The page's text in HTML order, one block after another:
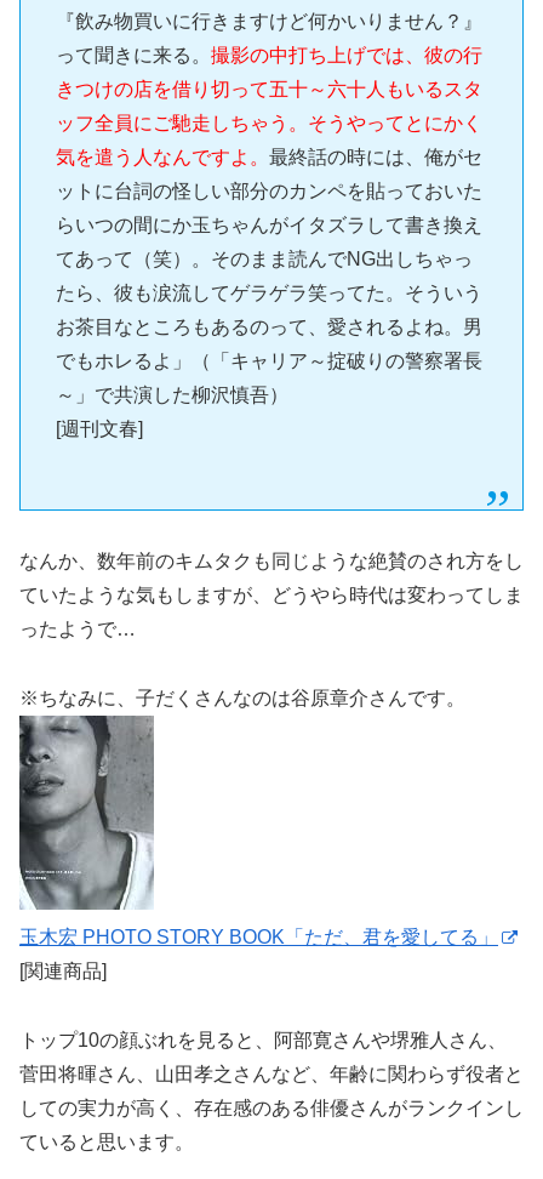
『飲み物買いに行きますけど何かいりません？』
って聞きに来る。 撮影の中打ち上げでは、彼の行
きつけの店を借り切って五十～六十人もいるスタ
ッフ全員にご馳走しちゃう。そうやってとにかく
気を遣う人なんですよ。 最終話の時には、俺がセ
ットに台詞の怪しい部分のカンペを貼っておいた
らいつの間にか玉ちゃんがイタズラして書き換え
てあって（笑）。そのまま読んでNG出しちゃっ
たら、彼も涙流してゲラゲラ笑ってた。そういう
お茶目なところもあるのって、愛されるよね。男
でもホレるよ」（「キャリア～掟破りの警察署長
～」で共演した柳沢慎吾）
[週刊文春]
なんか、数年前のキムタクも同じような絶賛のされ方をし
ていたような気もしますが、どうやら時代は変わってしま
ったようで…
※ちなみに、子だくさんなのは谷原章介さんです。
玉木宏 PHOTO STORY BOOK「ただ、君を愛してる」
[関連商品]
トップ10の顔ぶれを見ると、阿部寛さんや堺雅人さん、
菅田将暉さん、山田孝之さんなど、年齢に関わらず役者と
しての実力が高く、存在感のある俳優さんがランクインし
ていると思います。